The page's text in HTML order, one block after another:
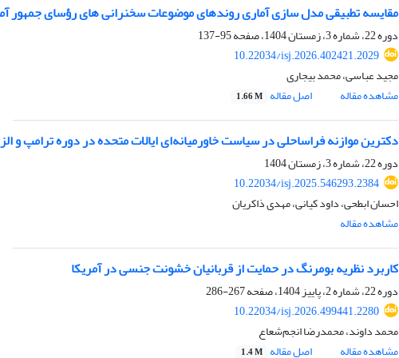
مقایسه تطبیقی مدل سازی آماری روندهای موضوعات سخنرانی های رؤسای جمهور
دوره 22، شماره 3، زمستان 1404، صفحه
95-137
10.22034/isj.2026.402421.2029
مجید عباسی، محمد بیجاری
مشاهده مقاله
اصل مقاله 1.66 M
دکترین موازنه فراساحلی در سیاست خاورمیانه‌ای ایالات متحده در دوره ترامپ و
دوره 22، شماره 3، زمستان 1404
10.22034/isj.2025.546293.2384
احسان ابطحی، داود کیانی، مهدی ذاکریان
مشاهده مقاله
کاربرد نظریه بومرنگ در حمایت از قربانیان خشونت جنسی در آمریکا
دوره 22، شماره 2، پاییز 1404، صفحه
267-286
10.22034/isj.2026.499441.2280
محمد داوند، محمدرضا انجم‌شعاع
مشاهده مقاله
اصل مقاله 1.4 M